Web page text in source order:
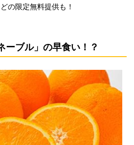
の限定無料提供も！
ーブル」の早食い！？